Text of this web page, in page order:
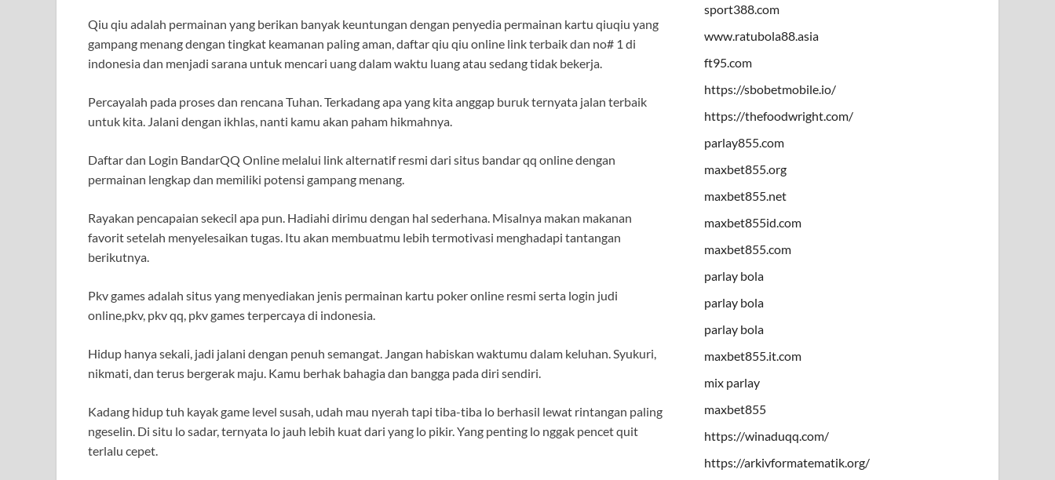
Qiu qiu adalah permainan yang berikan banyak keuntungan dengan penyedia permainan kartu qiuqiu yang
gampang menang dengan tingkat keamanan paling aman, daftar qiu qiu online link terbaik dan no# 1 di
indonesia dan menjadi sarana untuk mencari uang dalam waktu luang atau sedang tidak bekerja.
Percayalah pada proses dan rencana Tuhan. Terkadang apa yang kita anggap buruk ternyata jalan terbaik
untuk kita. Jalani dengan ikhlas, nanti kamu akan paham hikmahnya.
Daftar dan Login BandarQQ Online melalui link alternatif resmi dari situs bandar qq online dengan
permainan lengkap dan memiliki potensi gampang menang.
Rayakan pencapaian sekecil apa pun. Hadiahi dirimu dengan hal sederhana. Misalnya makan makanan
favorit setelah menyelesaikan tugas. Itu akan membuatmu lebih termotivasi menghadapi tantangan
berikutnya.
Pkv games adalah situs yang menyediakan jenis permainan kartu poker online resmi serta login judi
online,pkv, pkv qq, pkv games terpercaya di indonesia.
Hidup hanya sekali, jadi jalani dengan penuh semangat. Jangan habiskan waktumu dalam keluhan. Syukuri,
nikmati, dan terus bergerak maju. Kamu berhak bahagia dan bangga pada diri sendiri.
Kadang hidup tuh kayak game level susah, udah mau nyerah tapi tiba-tiba lo berhasil lewat rintangan paling
ngeselin. Di situ lo sadar, ternyata lo jauh lebih kuat dari yang lo pikir. Yang penting lo nggak pencet quit
terlalu cepet.
sport388.com
www.ratubola88.asia
ft95.com
https://sbobetmobile.io/
https://thefoodwright.com/
parlay855.com
maxbet855.org
maxbet855.net
maxbet855id.com
maxbet855.com
parlay bola
parlay bola
parlay bola
maxbet855.it.com
mix parlay
maxbet855
https://winaduqq.com/
https://arkivformatematik.org/